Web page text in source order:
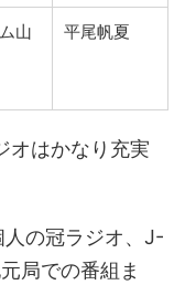
山
平尾帆夏
オはかなり充実
人の冠ラジオ、J-
局での番組ま